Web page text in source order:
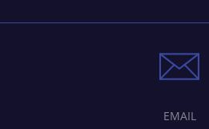
EMAIL